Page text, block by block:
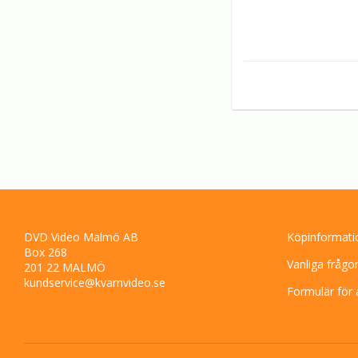
DVD Video Malmö AB
Box 268
201 22 MALMÖ
kundservice@kvarnvideo.se
Vanliga frågor
Formulär för